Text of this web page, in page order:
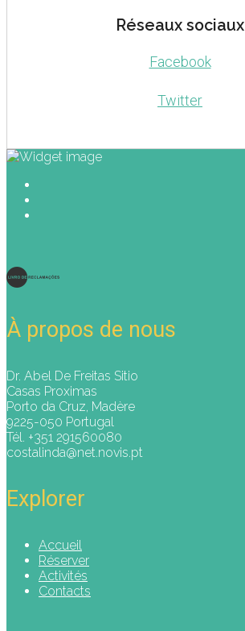
Réseaux sociaux
Facebook
Twitter
À propos de nous
Dr. Abel De Freitas Sitio
Casas Proximas
Porto da Cruz, Madère
9225-050 Portugal
Tél. +351 291560080
costalinda@net.novis.pt
Explorer
Accueil
Réserver
Activités
Contacts